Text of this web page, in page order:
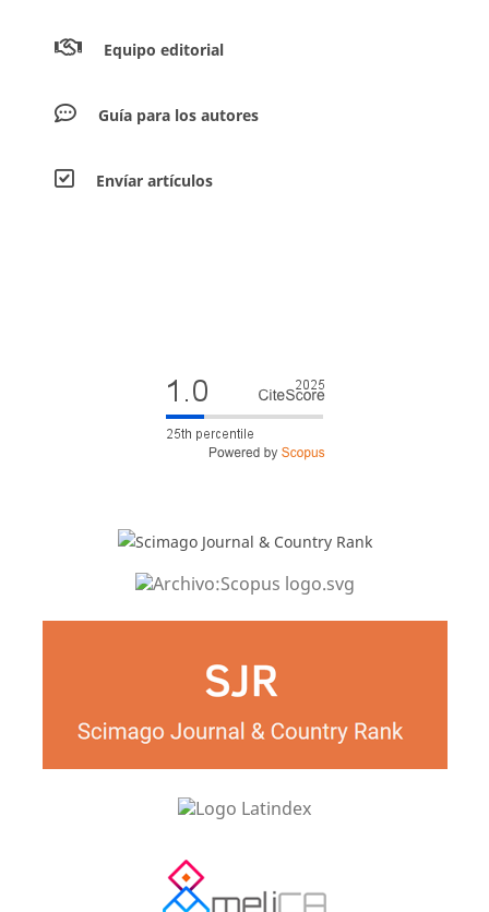
Equipo editorial
Guía para los autores
Envíar artículos